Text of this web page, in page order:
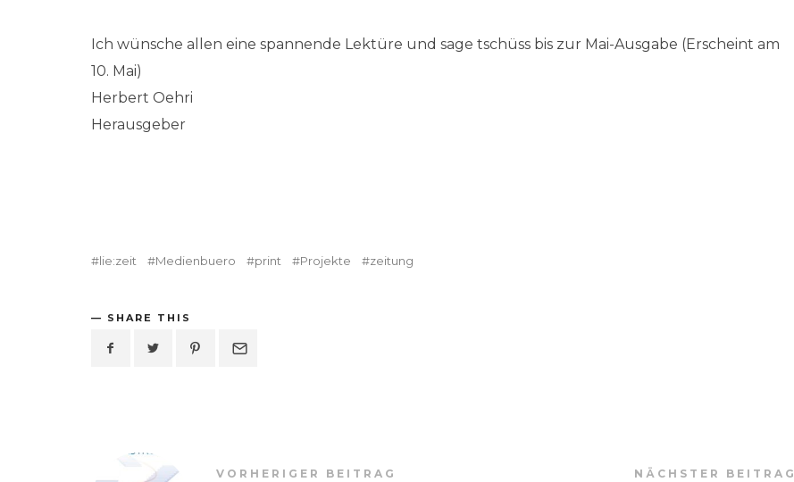
Ich wünsche allen eine spannende Lektüre und sage tschüss bis zur Mai-Ausgabe (Erscheint am
10. Mai)
Herbert Oehri
Herausgeber
lie:zeit Medienbuero print Projekte zeitung
SHARE THIS
VORHERIGER BEITRAG NÄCHSTER BEITRAG